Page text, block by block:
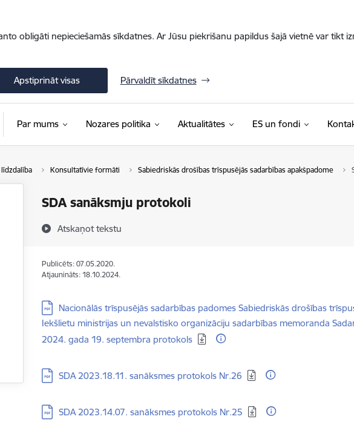
obligāti nepieciešamās sīkdatnes. Ar Jūsu piekrišanu papildus šajā vietnē var tikt
Apstiprināt visas Pārvaldīt sīkdatnes
Par mums Nozares politika Aktualitātes ES un fondi
Konsultatīvie formāti Sabiedriskās drošības trīspusējās sadarbības apakšpadome
SDA sanāksmju protokoli
Atskaņot tekstu
Publicēts: 07.05.2020.
Atjaunināts: 18.10.2024.
Lejupielādēt:
Nacionālās trīspusējās sadarbības padomes Sabiedriskās drošības
Iekšlietu ministrijas un nevalstisko organizāciju sadarbības memoranda
2024. gada 19. septembra protokols
Lejupielādēt:
SDA 2023.18.11. sanāksmes protokols Nr.26
Lejupielādēt:
SDA 2023.14.07. sanāksmes protokols Nr.25